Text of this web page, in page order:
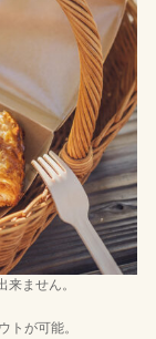
ません。
トが可能。